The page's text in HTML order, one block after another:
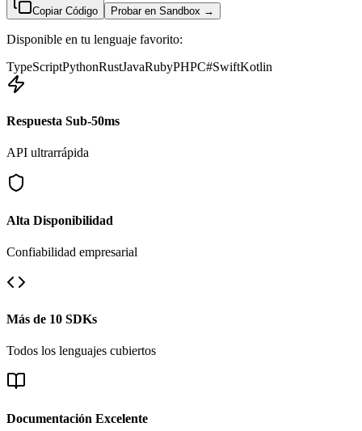
Copiar Código Probar en Sandbox →
Disponible en tu lenguaje favorito:
TypeScriptPythonRustJavaRubyPHPC#SwiftKotlin
Respuesta Sub-50ms
API ultrarrápida
Alta Disponibilidad
Confiabilidad empresarial
Más de 10 SDKs
Todos los lenguajes cubiertos
Documentación Excelente